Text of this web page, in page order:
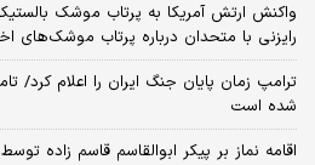
واکنش ارتش آمریکا به پرتاب موشک
رایزنی با متحدان درباره پرتاب موشک‌های
ترامپ زمان پایان جنگ ایران را اعلام کرد/
شده است
اقامه نماز بر پیکر ابوالقاسم قاسم زاده